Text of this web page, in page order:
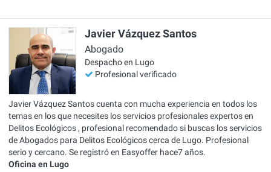
Javier Vázquez Santos
Abogado
Despacho en Lugo
Profesional verificado
Javier Vázquez Santos cuenta con mucha experiencia en todos los
temas en los que necesites los servicios profesionales expertos en
Delitos Ecológicos , profesional recomendado si buscas los servicios
de Abogados para Delitos Ecológicos cerca de Lugo. Profesional
serio y cercano. Se registró en Easyoffer hace7 años.
Oficina en Lugo